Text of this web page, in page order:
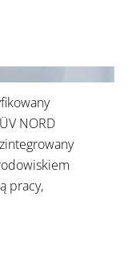
NORD
pracy,